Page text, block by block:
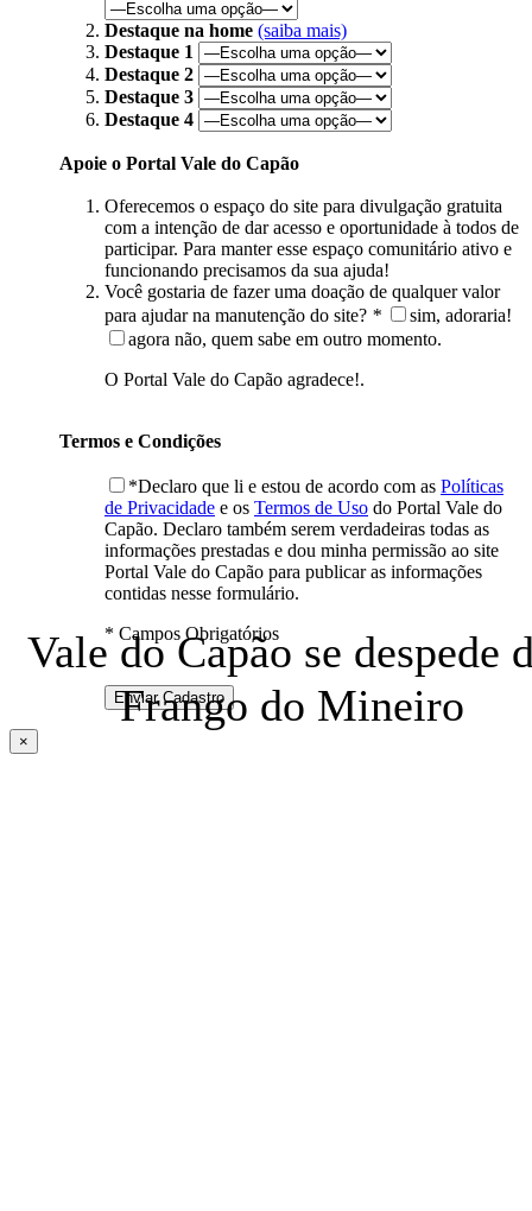
Vale do Capão se despede
Frango do Mineiro
Destaque na home (saiba mais)
Destaque 1
Destaque 2
Destaque 3
Destaque 4
Apoie o Portal Vale do Capão
Oferecemos o espaço do site para divulgação gratuita
com a intenção de dar acesso e oportunidade à todos de
participar. Para manter esse espaço comunitário ativo e
funcionando precisamos da sua ajuda!
Você gostaria de fazer uma doação de qualquer valor
para ajudar na manutenção do site? *
sim, adoraria!
agora não, quem sabe em outro momento.
O Portal Vale do Capão agradece!.
Termos e Condições
*Declaro que li e estou de acordo com as Políticas
de Privacidade e os Termos de Uso do Portal Vale do
Capão. Declaro também serem verdadeiras todas as
informações prestadas e dou minha permissão ao site
Portal Vale do Capão para publicar as informações
contidas nesse formulário.
* Campos Obrigatórios
×